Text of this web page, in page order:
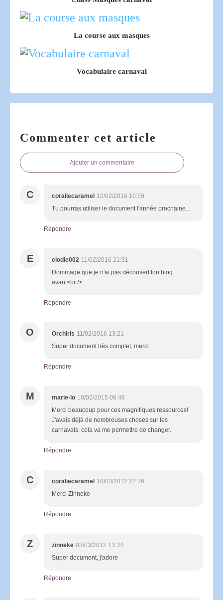
La course aux masques
Vocabulaire carnaval
Commenter cet article
Ajouter un commentaire
C coraliecaramel 12/02/2016 10:59
Tu pourras utiliser le document l'année prochaine...
Répondre
E elodie002 11/02/2016 21:31
Dommage que je n'ai pas découvert ton blog
avant<br />
Répondre
O Orchiris 11/02/2016 13:21
Super document très complet, merci
Répondre
M marie-lo 10/02/2015 08:46
Merci beaucoup pour ces magnifiques ressources!
J'avais déjà de nombreuses choses sur les
carnavals, cela va me permettre de changer.
Répondre
C coraliecaramel 18/03/2012 22:26
Merci Zinneke
Répondre
Z zinneke 03/03/2012 13:34
Super document, j'adore
Répondre